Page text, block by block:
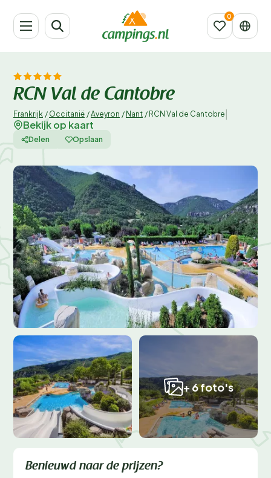
RCN Val de Cantobre
Frankrijk / Occitanië /Aveyron / Nant / RCN Val de Cantobre
Bekijk op kaart
Delen Opslaan
+ 6 foto's
Benieuwd naar de prijzen?